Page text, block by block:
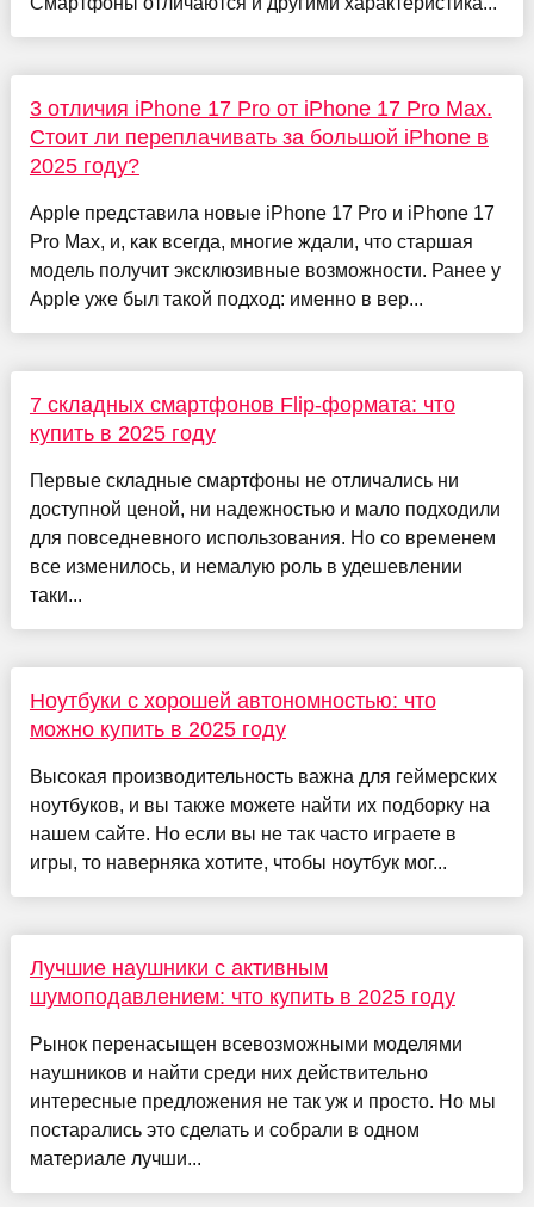
3 отличия iPhone 17 Pro от iPhone 17 Pro Max.
Стоит ли переплачивать за большой iPhone в
2025 году?
Apple представила новые iPhone 17 Pro и iPhone 17
Pro Max, и, как всегда, многие ждали, что старшая
модель получит эксклюзивные возможности. Ранее у
Apple уже был такой подход: именно в вер...
7 складных смартфонов Flip-формата: что
купить в 2025 году
Первые складные смартфоны не отличались ни
доступной ценой, ни надежностью и мало подходили
для повседневного использования. Но со временем
все изменилось, и немалую роль в удешевлении
таки...
Ноутбуки с хорошей автономностью: что
можно купить в 2025 году
Высокая производительность важна для геймерских
ноутбуков, и вы также можете найти их подборку на
нашем сайте. Но если вы не так часто играете в
игры, то наверняка хотите, чтобы ноутбук мог...
Лучшие наушники с активным
шумоподавлением: что купить в 2025 году
Рынок перенасыщен всевозможными моделями
наушников и найти среди них действительно
интересные предложения не так уж и просто. Но мы
постарались это сделать и собрали в одном
материале лучши...